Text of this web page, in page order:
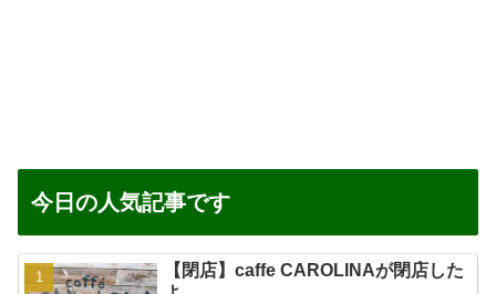
今日の人気記事です
【閉店】caffe CAROLINAが閉店した